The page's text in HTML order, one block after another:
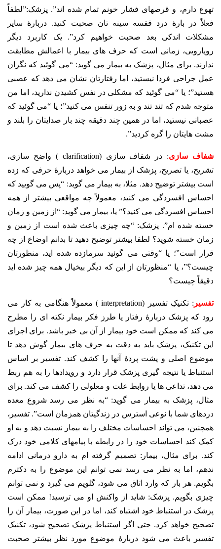
تهوع دارم، و قرصهای فشار خونم تمام شده اند”. پزشک:”لطفاً
فعلاً در بارۀ درد قفسه سینه تان صحبت کنید. دربارۀ سایر
مشکلات اندکی بعد صحبت خواهیم کرد”. یک کاربرد دیگر
رویارویی، زمانی است که حرف های بیمار با اعمالش مطابقت
ندارند. برای مثال، پزشک به بیمار می گوید: “می گوئید که نگران
عمل جراحی فردا نیستید، اما رفتارتان نشان می دهد که عصبی
هستید”؛ یا “می گوئید که مشکلی در نفس کشیدن ندارید، اما من
متوجه شدم که تند تند و به زور تنفس می کنید”؛ یا “می گوئید که
عصبانی نیستید، اما در همین چند دقیقه چند بار صدایتان را بلند و
مشت هایتان را گره کردید”.
شفاف سازی
: در شفاف سازی (clarification ) واضح سازی،
تشریح، یا تصریح، پزشک از بیمار می خواهد دربارۀ حرفی که زده
است بیشتر توضیح دهد. مثلا، به بیمار می گوید: “پس می گویید که
احساس افسردگی می کنید، معمولاً چه مواقعی بیشتر از همه
احساس افسردگی می کنید؟” یا، بیمار می گوید: “از زمین و زمان
خسته شده ام”. پزشک: “چه چیزی باعث شده است از زمین و
زمان خسته شوید؟ لطفا بیشتر توضیح دهید تا بدانم اوضاع از چه
قرار است”؛ یا “وقتی می گوئید سرمازده شده اید، منظورتان
چیست؟”، یا “منظورتان از این که دیگر بیخیال همه چیز شده اید
دقیقاً چیست؟
تفسیر
: تکنیکِ تفسیر (interpretation ) معمولاً هنگامی به کار می
رود که پزشک دربارۀ رفتار یا طرز فکر بیمار نکته ای را مطرح
می کند که ممکن است خود بیمار از آن بی خبر باشد. برای اجرای
این تکنیک، پزشک باید به دقت به حرف های بیمار گوش دهد تا
موضوع اصلی و پشت پردۀ آنها را کشف کند. تفسیر بر اساس
استنباط یا نتیجه گیری پزشک قرار دارد و رویدادها را به هم ربط
می دهد، تداعی ها یا روابط علت و معلولی را کشف می کند. برای
مثال، پزشک به بیمار می گوید: “به نظر می رسد شروع معده
دردهای شما با نوعی استرس در زندگیتان همزمان است”. تفسیر،
همچنین، می تواند احساسات مختلف را به بیمار نسبت دهد و به او
کمک کند احساسات خود را در رابطه با پیامهای کلامی خود درک
کند. برای مثال، بیمار: تصمیم گرفته ام به دارو درمانی ادامه
ندهم، اما به نظر می رسد نمی توانم این موضوع را به دکترم
بگویم. هر بار که وارد اتاق می شود، گلویم می گیرد و نمی توانم
چیزی بگویم. پزشک: شاید از واکنش او می ترسید! ممکن است
پزشک در استنباط خود اشتباه کند، اما در این صورت، بیمار آن را
تصحیح خواهد کرد. حتی اگر استنباط پزشک تصحیح شود، تکنیک
تفسیر باعث می شود دربارۀ موضوع مورد نظر بیشتر صحبت